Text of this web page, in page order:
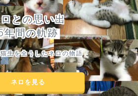
との思い出
年間の軌跡
生を全うしたネロの物語
ネロを見る